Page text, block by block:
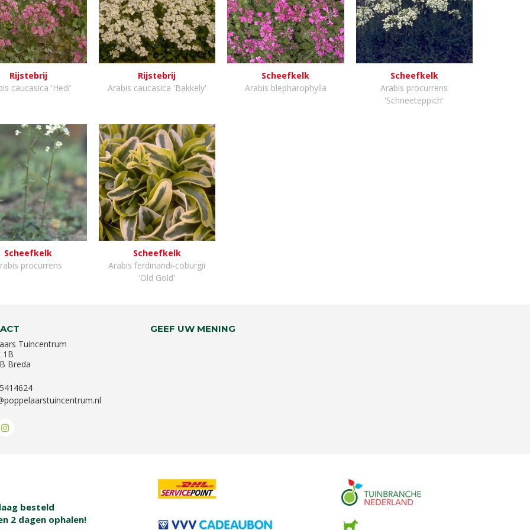
Rijstebrij
caucasica 'Hedi'
Rijstebrij
Arabis caucasica 'Bakkely'
Scheefkelk
Arabis blepharophylla
Scheefkelk
Arabis procurrens
'Schneeteppich'
Scheefkelk
procurrens
Scheefkelk
Arabis ferdinandi-coburgii
'Old Gold'
Tuincentrum
1B
Breda
GEEF UW MENING
besteld
2 dagen ophalen!